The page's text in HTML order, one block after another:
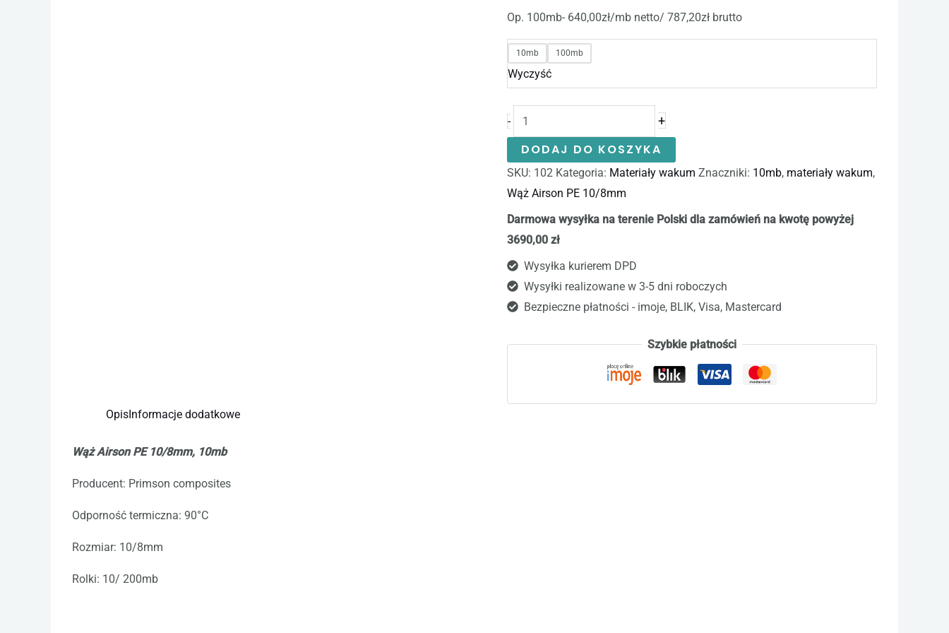
Op. 100mb- 640,00zł/mb netto/ 787,20zł brutto
10mb 100mb
Wyczyść
- +
DODAJ DO KOSZYKA
SKU: 102 Kategoria: Materiały wakum Znaczniki: 10mb, materiały wakum,
Wąż Airson PE 10/8mm
Darmowa wysyłka na terenie Polski dla zamówień na kwotę powyżej
3690,00 zł
Wysyłka kurierem DPD
Wysyłki realizowane w 3-5 dni roboczych
Bezpieczne płatności - imoje, BLIK, Visa, Mastercard
Szybkie płatności
OpisInformacje dodatkowe
Wąż Airson PE 10/8mm, 10mb
Producent: Primson composites
Odporność termiczna: 90°C
Rozmiar: 10/8mm
Rolki: 10/ 200mb